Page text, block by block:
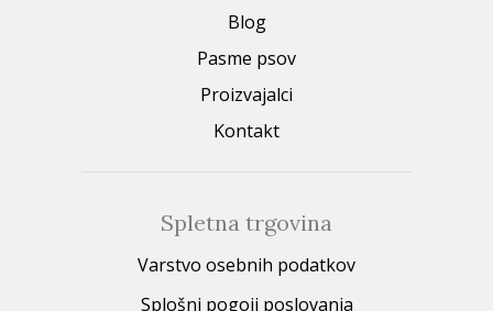
Blog
Pasme psov
Proizvajalci
Kontakt
Spletna trgovina
Varstvo osebnih podatkov
Splošni pogoji poslovanja